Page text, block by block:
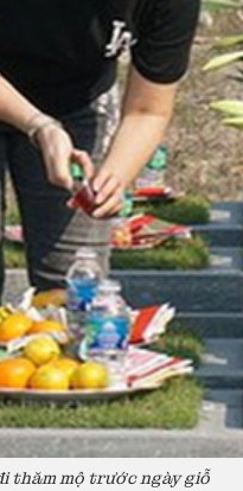
thăm mộ trước ngày giỗ